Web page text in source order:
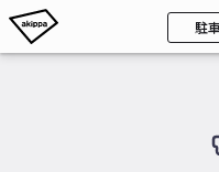
駐